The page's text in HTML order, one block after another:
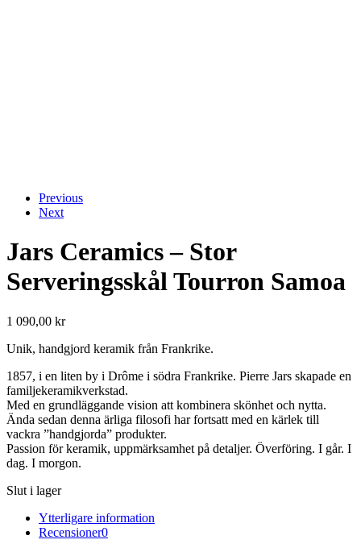
Previous
Next
Jars Ceramics – Stor
Serveringsskål Tourron Samoa
1 090,00 kr
Unik, handgjord keramik från Frankrike.
1857, i en liten by i Drôme i södra Frankrike. Pierre Jars skapade en
familjekeramikverkstad.
Med en grundläggande vision att kombinera skönhet och nytta.
Ända sedan denna ärliga filosofi har fortsatt med en kärlek till
vackra ”handgjorda” produkter.
Passion för keramik, uppmärksamhet på detaljer. Överföring. I går. I
dag. I morgon.
Slut i lager
Ytterligare information
Recensioner0